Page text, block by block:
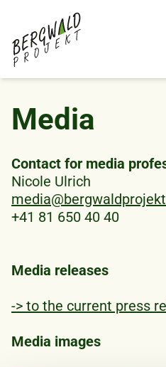
main
content
Media
Contact for media
Nicole Ulrich
+41 81 650 40 40
Media releases
-> to the current press
Media images